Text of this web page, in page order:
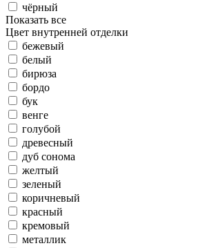
чёрный
Показать все
Цвет внутренней отделки
бежевый
белый
бирюза
бордо
бук
венге
голубой
древесный
дуб сонома
желтый
зеленый
коричневый
красный
кремовый
металлик